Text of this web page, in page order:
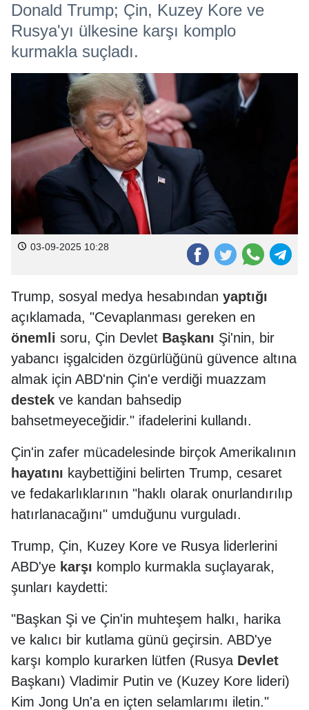
Donald Trump; Çin, Kuzey Kore ve
Rusya'yı ülkesine karşı komplo
kurmakla suçladı.
03-09-2025 10:28
Trump, sosyal medya hesabından yaptığı
açıklamada, "Cevaplanması gereken en
önemli soru, Çin Devlet Başkanı Şi'nin, bir
yabancı işgalciden özgürlüğünü güvence altına
almak için ABD'nin Çin'e verdiği muazzam
destek ve kandan bahsedip
bahsetmeyeceğidir." ifadelerini kullandı.
Çin'in zafer mücadelesinde birçok Amerikalının
hayatını kaybettiğini belirten Trump, cesaret
ve fedakarlıklarının "haklı olarak onurlandırılıp
hatırlanacağını" umduğunu vurguladı.
Trump, Çin, Kuzey Kore ve Rusya liderlerini
ABD'ye karşı komplo kurmakla suçlayarak,
şunları kaydetti:
"Başkan Şi ve Çin'in muhteşem halkı, harika
ve kalıcı bir kutlama günü geçirsin. ABD'ye
karşı komplo kurarken lütfen (Rusya Devlet
Başkanı) Vladimir Putin ve (Kuzey Kore lideri)
Kim Jong Un'a en içten selamlarımı iletin."